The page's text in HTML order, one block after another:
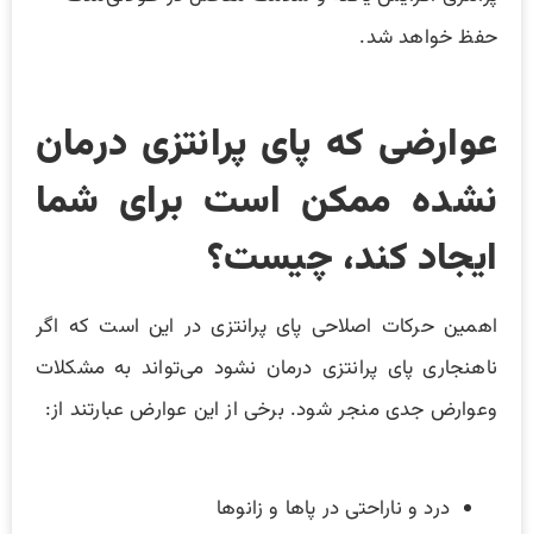
حفظ خواهد شد.
عوارضی که پای پرانتزی درمان
نشده ممکن است برای شما
ایجاد کند، چیست؟
اهمین حرکات اصلاحی پای پرانتزی در این است که اگر
ناهنجاری پای پرانتزی درمان نشود می‌تواند به مشکلات
وعوارض جدی منجر شود. برخی از این عوارض عبارتند از:
درد و ناراحتی در پاها و زانوها